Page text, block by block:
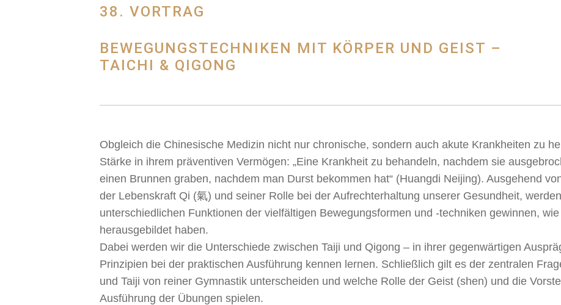
38. VORTRAG
BEWEGUNGSTECHNIKEN MIT KÖRPER UND GEIST –
TAICHI & QIGONG
Obgleich die Chinesische Medizin nicht nur chronische, sondern auch akute Krankheiten zu
Stärke in ihrem präventiven Vermögen: „Eine Krankheit zu behandeln, nachdem sie
einen Brunnen graben, nachdem man Durst bekommen hat“ (Huangdi Neijing). Ausgehend
der Lebenskraft Qi (氣) und seiner Rolle bei der Aufrechterhaltung unserer Gesundheit,
unterschiedlichen Funktionen der vielfältigen Bewegungsformen und -techniken gewinnen,
herausgebildet haben.
Dabei werden wir die Unterschiede zwischen Taiji und Qigong – in ihrer gegenwärtigen
Prinzipien bei der praktischen Ausführung kennen lernen. Schließlich gilt es der zentralen
und Taiji von reiner Gymnastik unterscheiden und welche Rolle der Geist (shen) und die
Ausführung der Übungen spielen.